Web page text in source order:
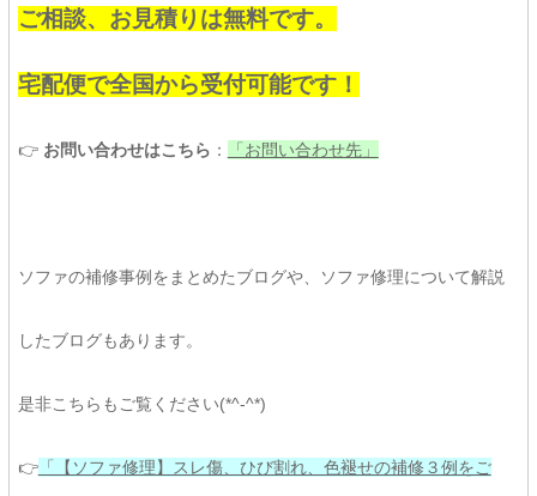
ご相談、お見積りは無料です。
宅配便で全国から受付可能です！
👉 お問い合わせはこちら ： 「お問い合わせ先」
ソファの補修事例をまとめたブログや、ソファ修理について解説
したブログもあります。
是非こちらもご覧ください(*^-^*)
👉「【ソファ修理】スレ傷、ひび割れ、色褪せの補修３例をご